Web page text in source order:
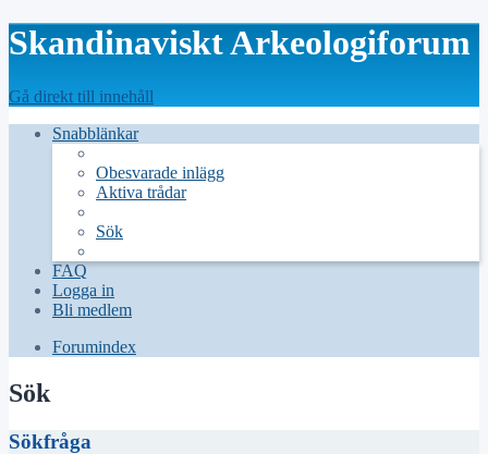
Skandinaviskt Arkeologiforum
Gå direkt till innehåll
Snabblänkar
Obesvarade inlägg
Aktiva trådar
Sök
FAQ
Logga in
Bli medlem
Forumindex
Sök
Sökfråga